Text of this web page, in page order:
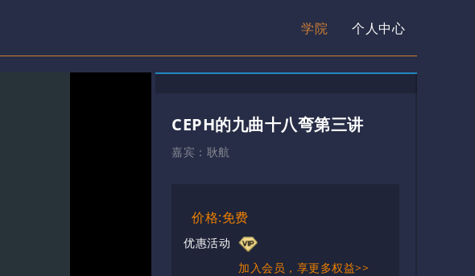
学院 个人中心
CEPH的九曲十八弯第三讲
嘉宾： 耿航
价格:免费
优惠活动
加入会员，享更多权益>>